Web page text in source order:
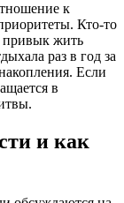
к
Кто-то
привык жить
раз в год за
Если
в
и как